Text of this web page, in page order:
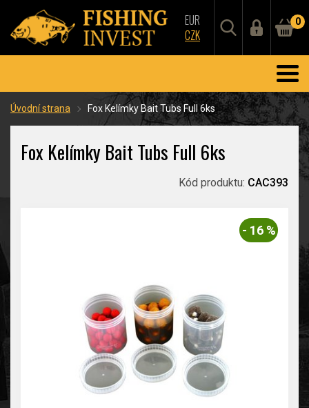
EUR
CZK
0
Úvodní strana Fox Kelímky Bait Tubs Full 6ks
Fox Kelímky Bait Tubs Full 6ks
Kód produktu: CAC393
- 16 %